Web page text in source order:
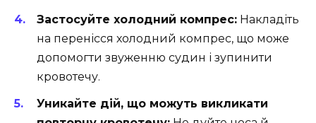
Застосуйте холодний компрес: Накладіть
на перенісся холодний компрес, що може
допомогти звуженню судин і зупинити
кровотечу.
Уникайте дій, що можуть викликати